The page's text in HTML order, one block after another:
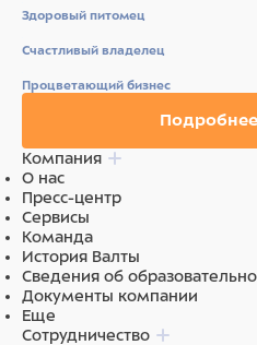
Здоровый питомец
Счастливый владелец
Процветающий бизнес
Компания
О нас
Пресс-центр
Сервисы
Команда
История Валты
Сведения об
Документы компании
Еще
Сотрудничество